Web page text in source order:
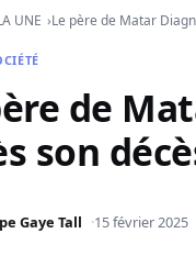
UNE Le père de Matar
de
son
Gaye Tall 15 février 2025